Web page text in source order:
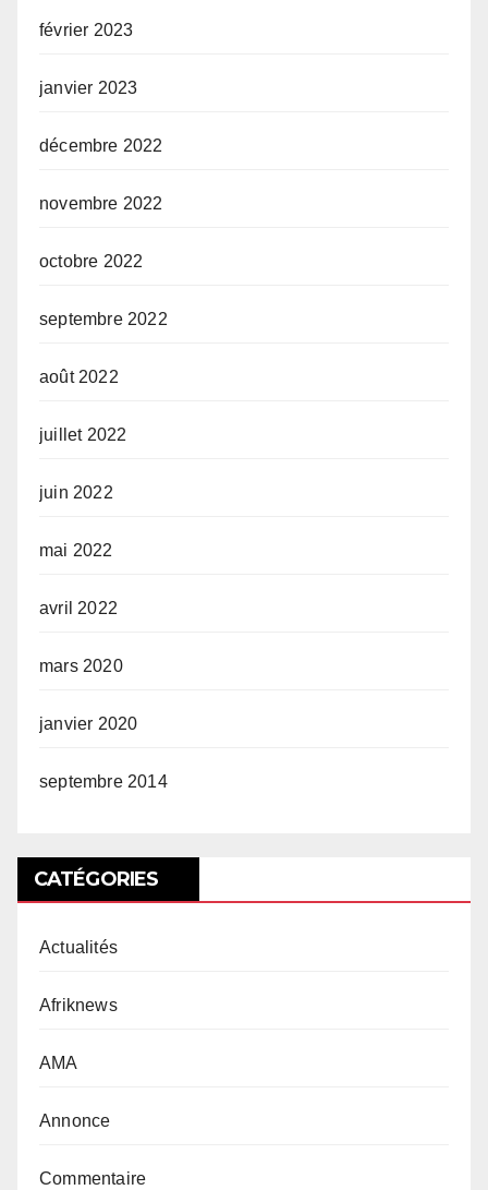
février 2023
janvier 2023
décembre 2022
novembre 2022
octobre 2022
septembre 2022
août 2022
juillet 2022
juin 2022
mai 2022
avril 2022
mars 2020
janvier 2020
septembre 2014
CATÉGORIES
Actualités
Afriknews
AMA
Annonce
Commentaire